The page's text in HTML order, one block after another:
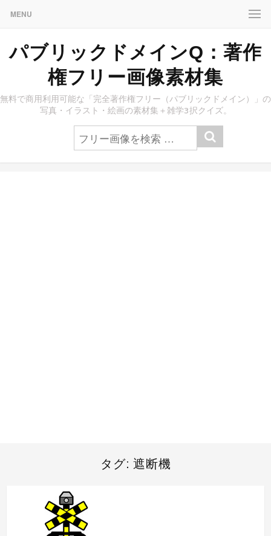
MENU
パブリックドメインQ：著作
権フリー画像素材集
無料で商用利用可能な「完全著作権フリー（パブリックドメイン）」の
写真・イラスト・絵画の素材集＋雑学3択クイズ。
タグ: 遮断機